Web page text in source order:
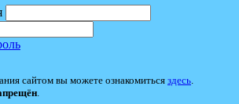
сайтом вы можете ознакомиться здесь